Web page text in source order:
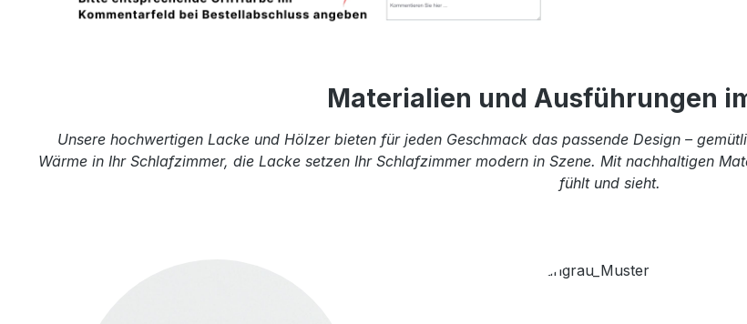
Materialien und Ausführungen
Unsere hochwertigen Lacke und Hölzer bieten für jeden Geschmack das passende Design –
Wärme in Ihr Schlafzimmer, die Lacke setzen Ihr Schlafzimmer modern in Szene. Mit nachhaltigen
fühlt und sieht.